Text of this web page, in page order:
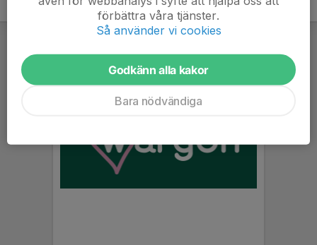
förbättra våra tjänster.
Så använder vi cookies
Godkänn alla kakor
Bara nödvändiga